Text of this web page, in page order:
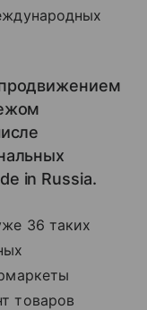
in Russia.
36 таких
товаров